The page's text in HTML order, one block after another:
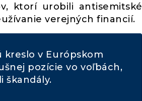
ktorí urobili antisemitské
verejných financií.
kreslo v Európskom
pozície vo voľbách,
škandály.